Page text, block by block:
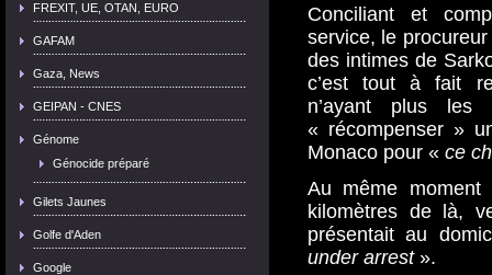
FREXIT, UE, OTAN, EURO
GAFAM
Gaza, News
GEIPAN - CNES
Génome
Génocide préparé
Gilets Jaunes
Golfe d'Aden
Google
Conciliant et
service, le
des intimes de
c’est tout à fait
n’ayant plus les
« récompenser »
Monaco pour « ce
Au même
kilomètres de là,
présentait au
under arrest ».